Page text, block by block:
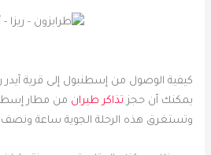
كيفية الوصول من إسطنبول إلى قرية آيدر
يمكنك أن حجز تذاكر طيران من مطار
وتستغرق هذه الرحلة الجوية ساعة ونصف